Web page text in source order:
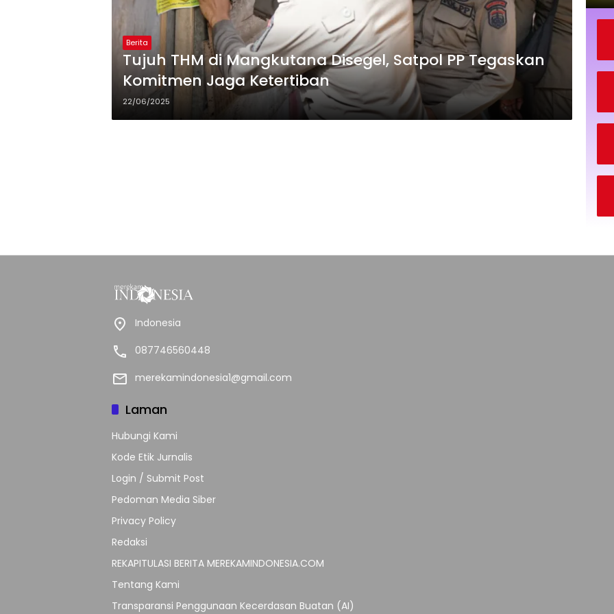
Berita
Tujuh THM di Mangkutana Disegel, Satpol PP Tegaskan
Komitmen Jaga Ketertiban
22/06/2025
Indonesia
087746560448
merekamindonesia1@gmail.com
Laman
Hubungi Kami
Kode Etik Jurnalis
Login / Submit Post
Pedoman Media Siber
Privacy Policy
Redaksi
REKAPITULASI BERITA MEREKAMINDONESIA.COM
Tentang Kami
Transparansi Penggunaan Kecerdasan Buatan (AI)